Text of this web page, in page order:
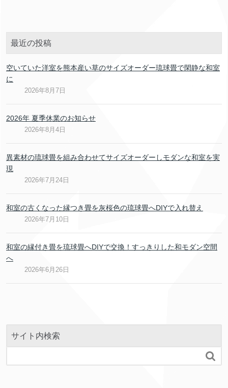
最近の投稿
空いていた洋室を熊本産い草のサイズオーダー琉球畳で閑静な和室
に
2026年8月7日
2026年 夏季休業のお知らせ
2026年8月4日
異素材の琉球畳を組み合わせてサイズオーダーしモダンな和室を実
現
2026年7月24日
和室の古くなった縁つき畳を灰桜色の琉球畳へDIYで入れ替え
2026年7月10日
和室の縁付き畳を琉球畳へDIYで交換！すっきりした和モダン空間
へ
2026年6月26日
サイト内検索
